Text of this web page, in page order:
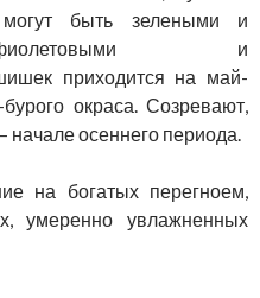
быть зелеными и
и
приходится на май-
окраса. Созревают,
начале осеннего периода.
на богатых перегноем,
умеренно увлажненных